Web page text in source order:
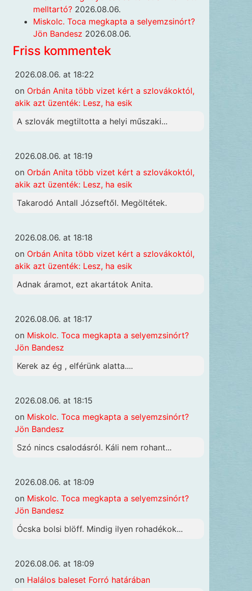
melltartó? 2026.08.06.
Miskolc. Toca megkapta a selyemzsinórt?
Jön Bandesz 2026.08.06.
Friss kommentek
2026.08.06. at 18:22
on Orbán Anita több vizet kért a szlovákoktól,
akik azt üzenték: Lesz, ha esik
A szlovák megtiltotta a helyi műszaki...
2026.08.06. at 18:19
on Orbán Anita több vizet kért a szlovákoktól,
akik azt üzenték: Lesz, ha esik
Takarodó Antall Józseftől. Megöltétek.
2026.08.06. at 18:18
on Orbán Anita több vizet kért a szlovákoktól,
akik azt üzenték: Lesz, ha esik
Adnak áramot, ezt akartátok Anita.
2026.08.06. at 18:17
on Miskolc. Toca megkapta a selyemzsinórt?
Jön Bandesz
Kerek az ég , elférünk alatta....
2026.08.06. at 18:15
on Miskolc. Toca megkapta a selyemzsinórt?
Jön Bandesz
Szó nincs csalodásról. Káli nem rohant...
2026.08.06. at 18:09
on Miskolc. Toca megkapta a selyemzsinórt?
Jön Bandesz
Ócska bolsi blöff. Mindig ilyen rohadékok...
2026.08.06. at 18:09
on Halálos baleset Forró határában